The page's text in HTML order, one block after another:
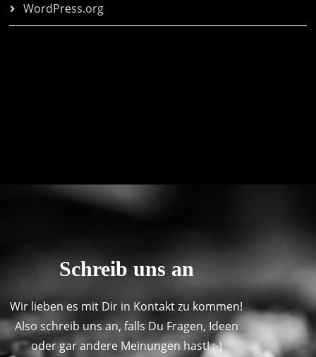
WordPress.org
Schreib uns an
Wir lieben es mit Dir in Kontakt zu kommen!
Also schreib uns an, falls Du Fragen, Ideen
oder gar andere Meinungen hast! :-)